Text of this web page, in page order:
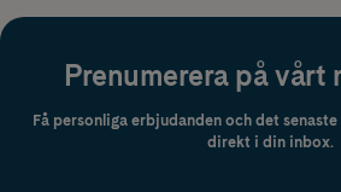
Prenumerera på vårt
Få personliga erbjudanden och det
direkt i din inbox.